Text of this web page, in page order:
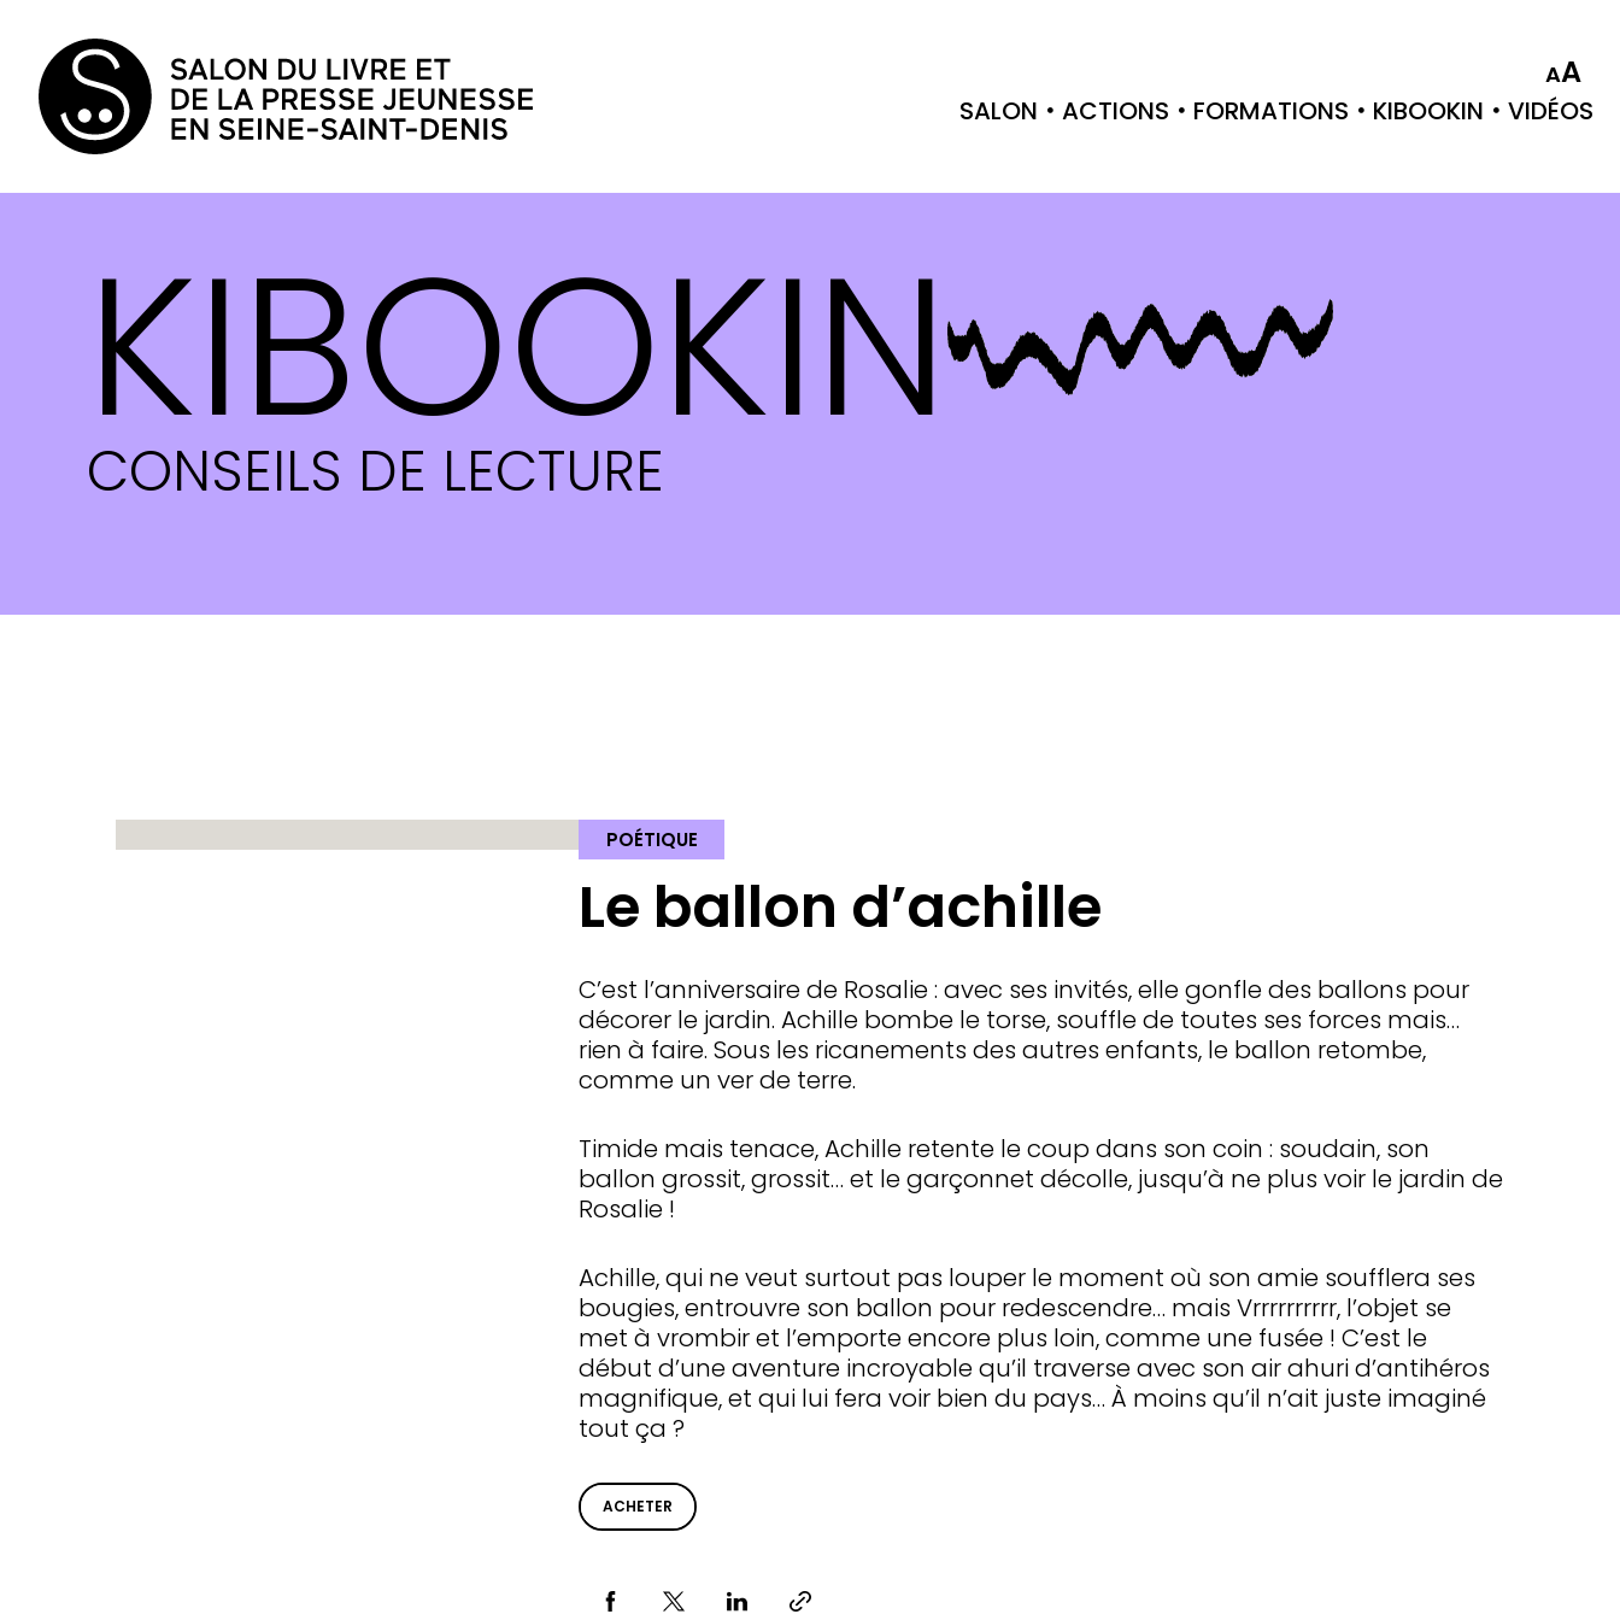
AA
SALON ACTIONS FORMATIONS KIBOOKIN VIDÉOS
KIBOOKIN
CONSEILS DE LECTURE
POÉTIQUE
Le ballon d’achille
C’est l’anniversaire de Rosalie : avec ses invités, elle gonfle des ballons pour
décorer le jardin. Achille bombe le torse, souffle de toutes ses forces mais…
rien à faire. Sous les ricanements des autres enfants, le ballon retombe,
comme un ver de terre.
Timide mais tenace, Achille retente le coup dans son coin : soudain, son
ballon grossit, grossit… et le garçonnet décolle, jusqu’à ne plus voir le jardin de
Rosalie !
Achille, qui ne veut surtout pas louper le moment où son amie soufflera ses
bougies, entrouvre son ballon pour redescendre… mais Vrrrrrrrrrr, l’objet se
met à vrombir et l’emporte encore plus loin, comme une fusée ! C’est le
début d’une aventure incroyable qu’il traverse avec son air ahuri d’antihéros
magnifique, et qui lui fera voir bien du pays… À moins qu’il n’ait juste imaginé
tout ça ?
ACHETER
Partager via